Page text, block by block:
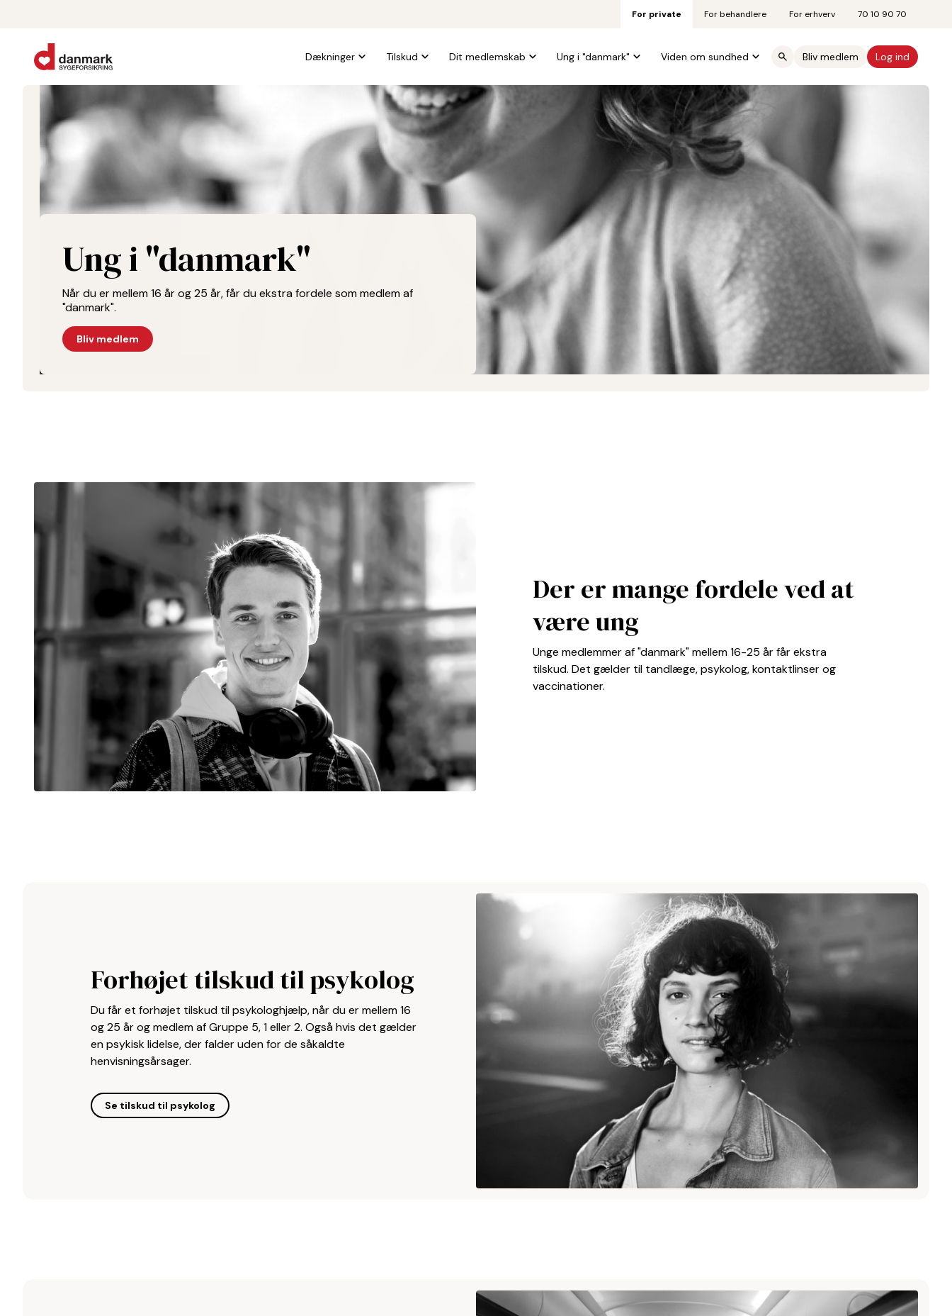
For private For behandlere For erhverv 70 10 90 70
Dækninger Tilskud Dit medlemskab Ung i "danmark" Viden om sundhed Bliv medlem Log ind
Ung i "danmark"
Når du er mellem 16 år og 25 år, får du ekstra fordele som medlem af
"danmark".
Bliv medlem
Der er mange fordele ved at
være ung
Unge medlemmer af "danmark" mellem 16-25 år får ekstra
tilskud. Det gælder til tandlæge, psykolog, kontaktlinser og
vaccinationer.
Forhøjet tilskud til psykolog
Du får et forhøjet tilskud til psykologhjælp, når du er mellem 16
og 25 år og medlem af Gruppe 5, 1 eller 2. Også hvis det gælder
en psykisk lidelse, der falder uden for de såkaldte
henvisningsårsager.
Se tilskud til psykolog